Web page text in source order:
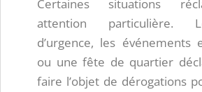
Certaines situations
attention particulière.
d’urgence, les événements
ou une fête de quartier
faire l’objet de dérogations